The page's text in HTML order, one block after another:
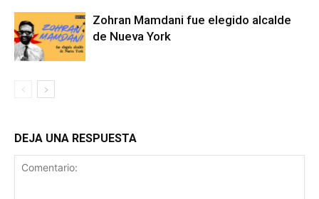
Zohran Mamdani fue elegido alcalde
de Nueva York
DEJA UNA RESPUESTA